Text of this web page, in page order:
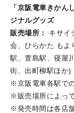
「京阪電車きか
ジナルグッズ
販売場所：
キサイ
会、ひらかた もよ
駅、萱島駅、寝屋
街、出町柳駅ほか)
※京阪電車各駅で
※販売場所によっ
※発売時間は各店